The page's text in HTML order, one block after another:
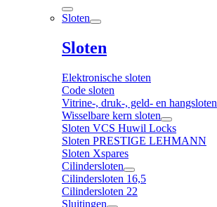
Sloten
Sloten
Elektronische sloten
Code sloten
Vitrine-, druk-, geld- en hangsloten
Wisselbare kern sloten
Sloten VCS Huwil Locks
Sloten PRESTIGE LEHMANN
Sloten Xspares
Cilindersloten
Cilindersloten 16,5
Cilindersloten 22
Sluitingen